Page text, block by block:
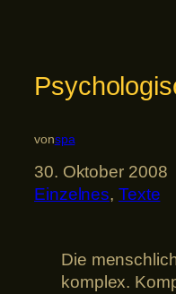
vonspa
30. Oktober 2008
Einzelnes, Texte
Die
komplex.